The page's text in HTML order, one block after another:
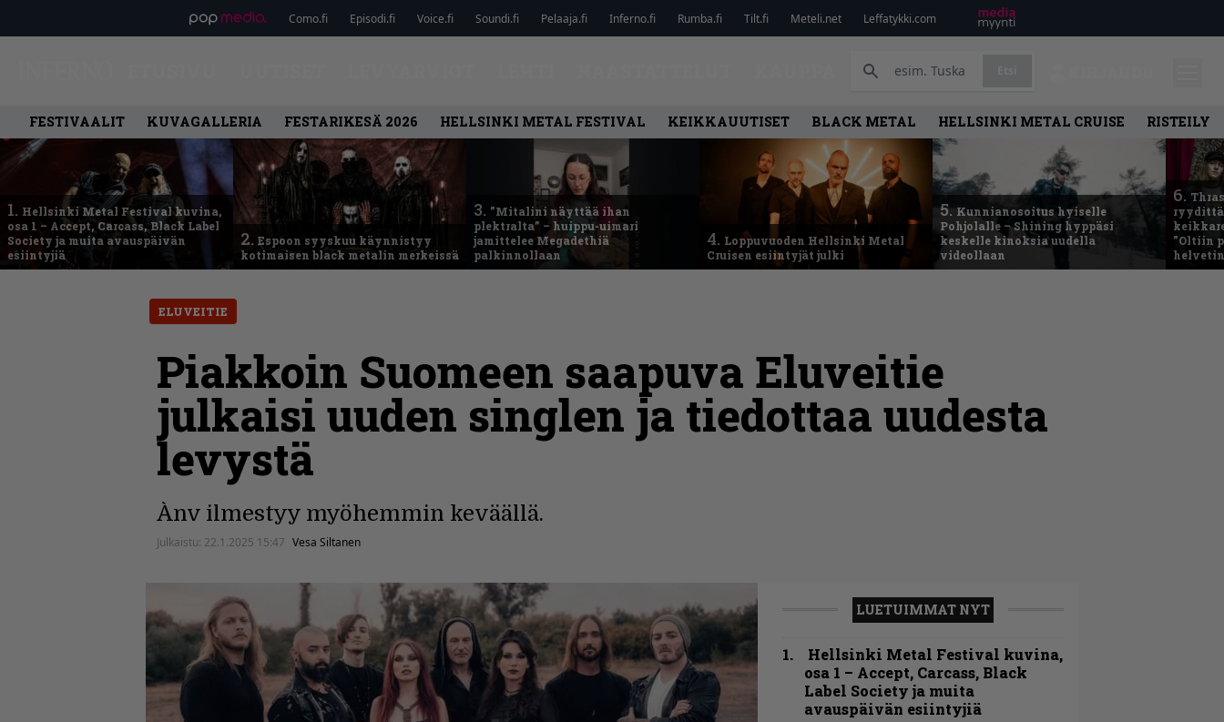
Como.fi Episodi.fi Voice.fi Soundi.fi Pelaaja.fi Inferno.fi Rumba.fi Tilt.fi Meteli.net Leffatykki.com
FESTIVAALIT KUVAGALLERIA FESTARIKESÄ 2026 HELLSINKI METAL FESTIVAL KEIKKAUUTISET BLACK METAL HELLSINKI METAL CRUISE RISTEILY
1. Hellsinki Metal Festival kuvina,
osa 1 – Accept, Carcass, Black Label
Society ja muita avauspäivän
esiintyjiä
2. Espoon syyskuu käynnistyy
kotimaisen black metalin merkeissä
3. ”Mitalini näyttää ihan
plektralta” – huippu-uimari
jamittelee Megadethiä
palkinnollaan
4. Loppuvuoden Hellsinki Metal
Cruisen esiintyjät julki
5. Kunnianosoitus hyiselle
Pohjolalle – Shining hyppäsi
keskelle kinoksia uudella
videollaan
6.
”Oltiin
ELUVEITIE
Piakkoin Suomeen saapuva Eluveitie
julkaisi uuden singlen ja tiedottaa uudesta
levystä
Ànv ilmestyy myöhemmin keväällä.
Julkaistu: 22.1.2025 15:47 Vesa Siltanen
LUETUIMMAT NYT
Hellsinki Metal Festival kuvina,
osa 1 – Accept, Carcass, Black
Label Society ja muita
avauspäivän esiintyjiä